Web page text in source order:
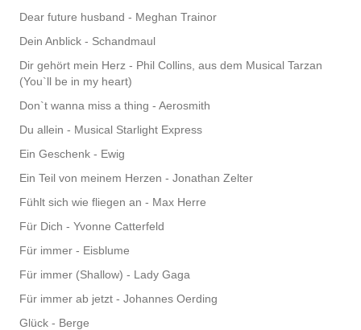
Dear future husband - Meghan Trainor
Dein Anblick - Schandmaul
Dir gehört mein Herz - Phil Collins, aus dem Musical Tarzan
(You`ll be in my heart)
Don`t wanna miss a thing - Aerosmith
Du allein - Musical Starlight Express
Ein Geschenk - Ewig
Ein Teil von meinem Herzen - Jonathan Zelter
Fühlt sich wie fliegen an - Max Herre
Für Dich - Yvonne Catterfeld
Für immer - Eisblume
Für immer (Shallow) - Lady Gaga
Für immer ab jetzt - Johannes Oerding
Glück - Berge